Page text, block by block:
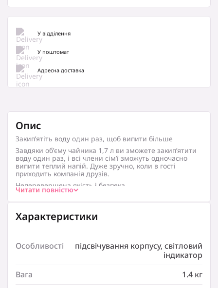
У відділення
У поштомат
Адресна доставка
Опис
Закип’ятіть воду один раз, щоб випити більше
Завдяки об’єму чайника 1,7 л ви зможете закип’ятити
воду один раз, і всі члени сім’ї зможуть одночасно
випити теплий напій. Дуже зручно, коли в гості
приходить компанія друзів.
Неперевершена якість і безпека
control розроблено відповідно до міжнародних
стандартів. Крім того, він розрахований на більш ніж
12 000 циклів нормальної роботи.
Щойно ви увімкнете чайник, всередині загоряться
індикатори, і чайник почне нагріватися до потрібного
значення. Ви зможете насолоджуватися його
зручністю, завжди знаючи, коли чайник увімкнений, а
також просто насолоджуватися його естетичним
виглядом.
Читати повністю
Характеристики
Особливості
підсвічування корпусу, світловий
індикатор
Вага
1.4 кг